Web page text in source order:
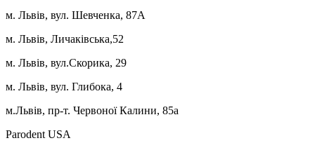
м. Львів, вул. Шевченка, 87А
м. Львів, Личаківська,52
м. Львів, вул.Скорика, 29
м. Львів, вул. Глибока, 4
м.Львів, пр-т. Червоної Калини, 85а
Parodent USА